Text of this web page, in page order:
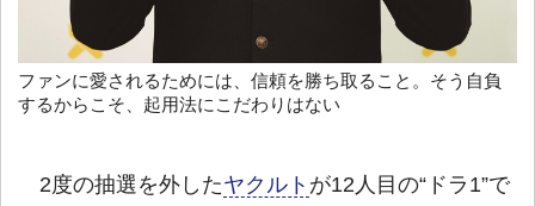
ファンに愛されるためには、信頼を勝ち取ること。そう自負
するからこそ、起用法にこだわりはない
2度の抽選を外したヤクルト が12人目の“ドラ1”で